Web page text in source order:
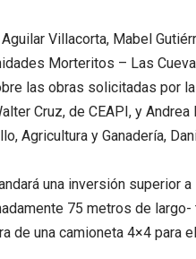
Villacorta, Mabel
Morteritos – Las
las obras solicitadas por
Cruz, de CEAPI, y
Agricultura y Ganadería,
una inversión superior
75 metros de
de una camioneta 4×4 para